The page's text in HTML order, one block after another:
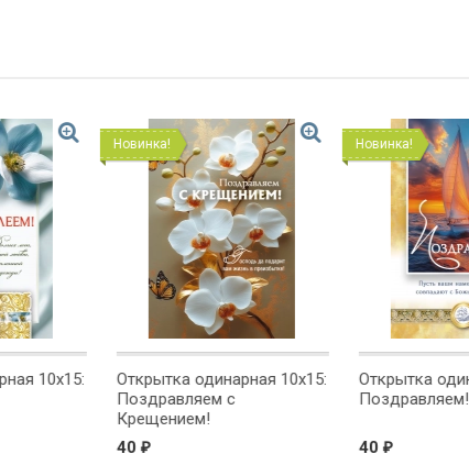
10x15:
Новинка!
Открытка одинарная 10x15:
Поздравляем с
Крещением!
₽
Новинка!
Открытка
Поздравляем!
₽